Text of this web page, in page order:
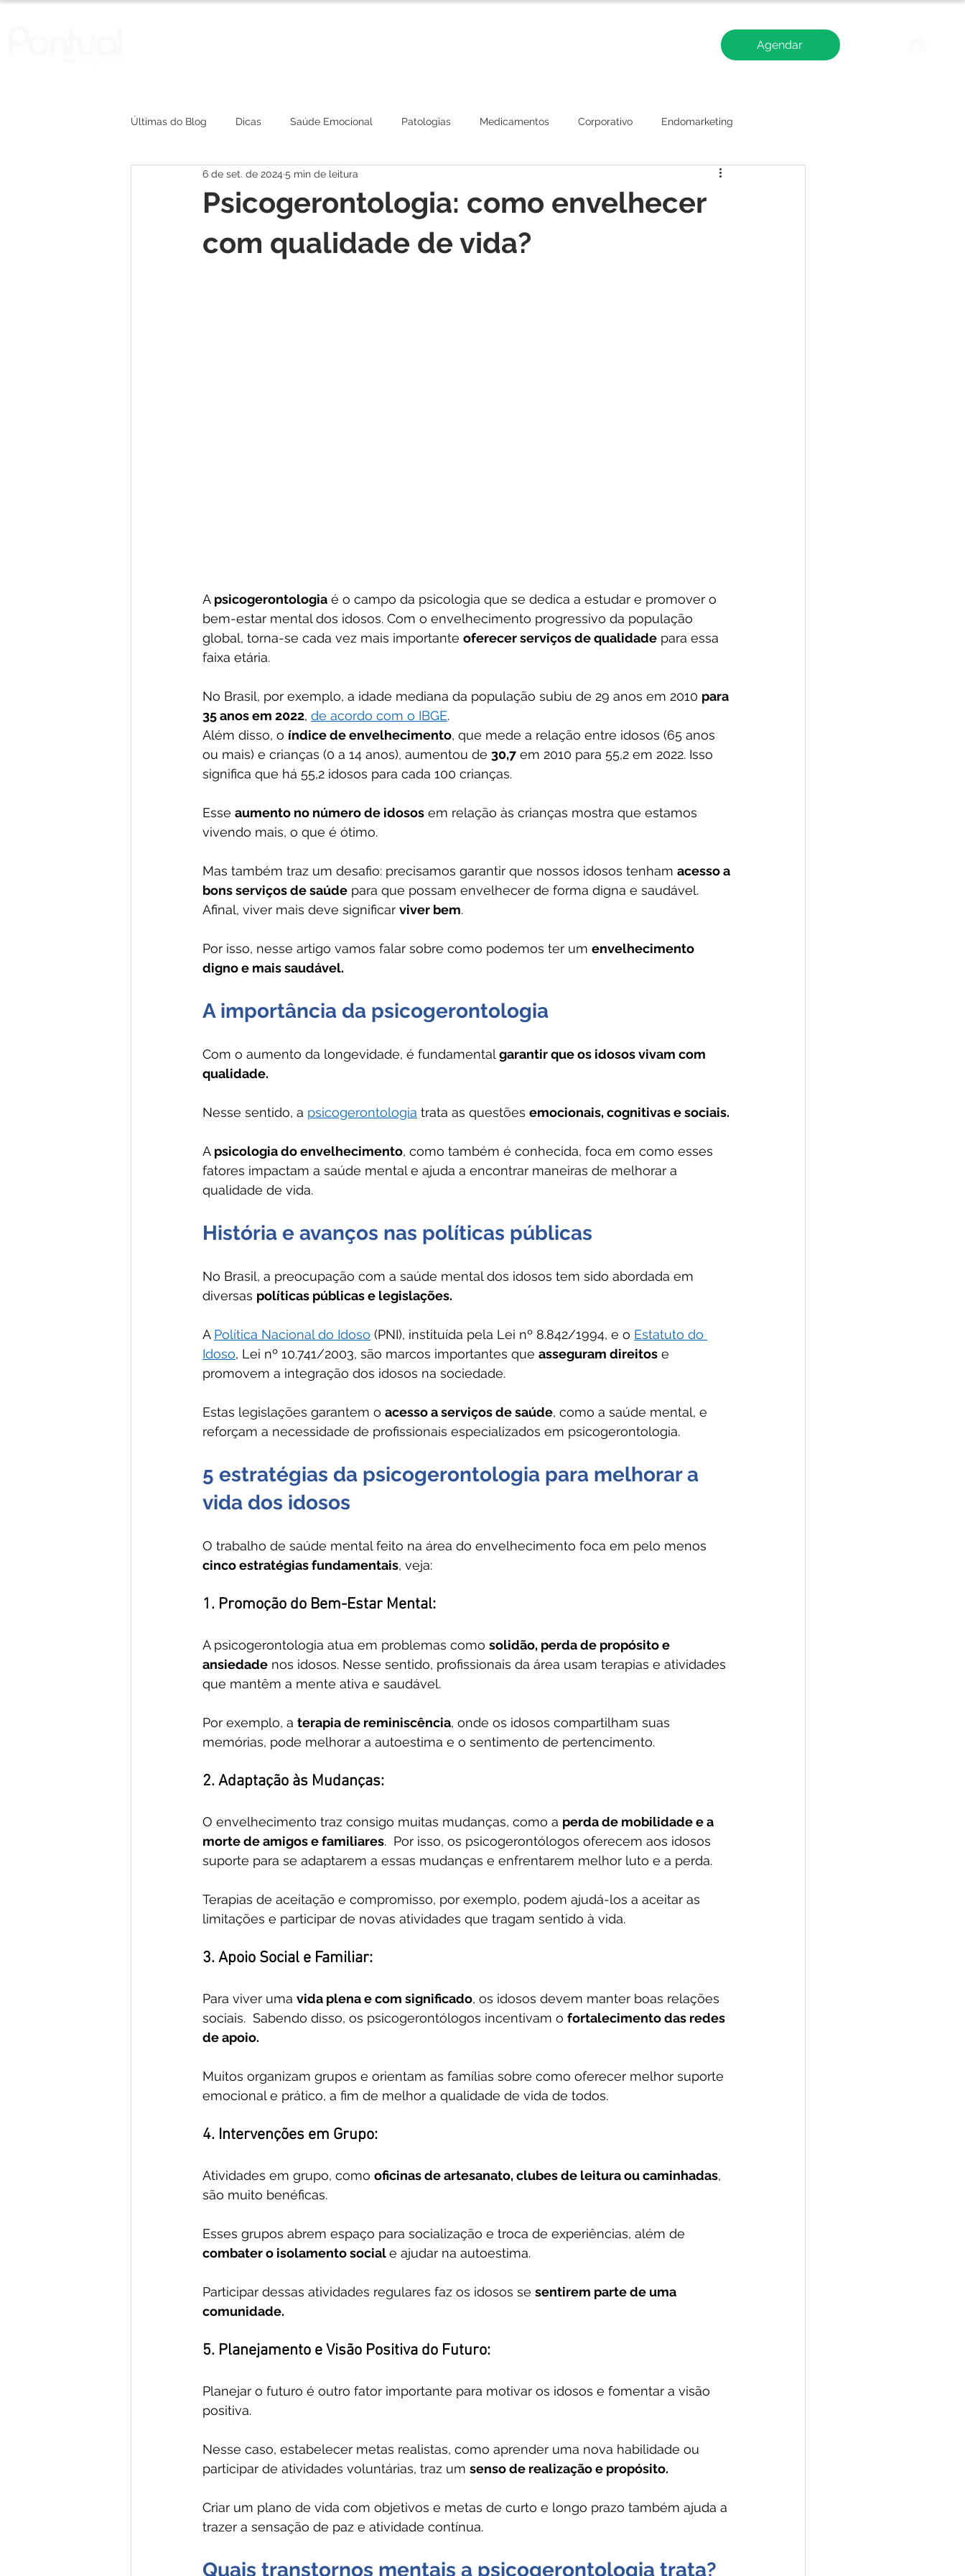
Agendar
Últimas do Blog Dicas Saúde Emocional Patologias Medicamentos Corporativo Endomarketing
depressão
Psicogerontologia: como envelhecer
com qualidade de vida?
6 de set. de 2024 5 min de leitura
A psicogerontologia é o campo da psicologia que se dedica a estudar e promover o
bem-estar mental dos idosos. Com o envelhecimento progressivo da população
global, torna-se cada vez mais importante oferecer serviços de qualidade para essa
faixa etária.
No Brasil, por exemplo, a idade mediana da população subiu de 29 anos em 2010 para
35 anos em 2022, de acordo com o IBGE.
Além disso, o índice de envelhecimento, que mede a relação entre idosos (65 anos
ou mais) e crianças (0 a 14 anos), aumentou de 30,7 em 2010 para 55,2 em 2022. Isso
significa que há 55,2 idosos para cada 100 crianças.
Esse aumento no número de idosos em relação às crianças mostra que estamos
vivendo mais, o que é ótimo.
Mas também traz um desafio: precisamos garantir que nossos idosos tenham acesso a
bons serviços de saúde para que possam envelhecer de forma digna e saudável.
Afinal, viver mais deve significar viver bem.
Por isso, nesse artigo vamos falar sobre como podemos ter um envelhecimento
digno e mais saudável.
A importância da psicogerontologia
Com o aumento da longevidade, é fundamental garantir que os idosos vivam com
qualidade.
Nesse sentido, a psicogerontologia trata as questões emocionais, cognitivas e sociais.
A psicologia do envelhecimento, como também é conhecida, foca em como esses
fatores impactam a saúde mental e ajuda a encontrar maneiras de melhorar a
qualidade de vida.
História e avanços nas políticas públicas
No Brasil, a preocupação com a saúde mental dos idosos tem sido abordada em
diversas políticas públicas e legislações.
A Política Nacional do Idoso (PNI), instituída pela Lei nº 8.842/1994, e o Estatuto do
Idoso, Lei nº 10.741/2003, são marcos importantes que asseguram direitos e
promovem a integração dos idosos na sociedade.
Estas legislações garantem o acesso a serviços de saúde, como a saúde mental, e
reforçam a necessidade de profissionais especializados em psicogerontologia.
5 estratégias da psicogerontologia para melhorar a
vida dos idosos
O trabalho de saúde mental feito na área do envelhecimento foca em pelo menos
cinco estratégias fundamentais, veja:
1. Promoção do Bem-Estar Mental:
A psicogerontologia atua em problemas como solidão, perda de propósito e
ansiedade nos idosos. Nesse sentido, profissionais da área usam terapias e atividades
que mantêm a mente ativa e saudável.
Por exemplo, a terapia de reminiscência, onde os idosos compartilham suas
memórias, pode melhorar a autoestima e o sentimento de pertencimento.
2. Adaptação às Mudanças:
O envelhecimento traz consigo muitas mudanças, como a perda de mobilidade e a
morte de amigos e familiares.  Por isso, os psicogerontólogos oferecem aos idosos
suporte para se adaptarem a essas mudanças e enfrentarem melhor luto e a perda.
Terapias de aceitação e compromisso, por exemplo, podem ajudá-los a aceitar as
limitações e participar de novas atividades que tragam sentido à vida.
3. Apoio Social e Familiar:
Para viver uma vida plena e com significado, os idosos devem manter boas relações
sociais.  Sabendo disso, os psicogerontólogos incentivam o fortalecimento das redes
de apoio.
Muitos organizam grupos e orientam as famílias sobre como oferecer melhor suporte
emocional e prático, a fim de melhor a qualidade de vida de todos.
4. Intervenções em Grupo:
Atividades em grupo, como oficinas de artesanato, clubes de leitura ou caminhadas,
são muito benéficas.
Esses grupos abrem espaço para socialização e troca de experiências, além de
combater o isolamento social e ajudar na autoestima.
Participar dessas atividades regulares faz os idosos se sentirem parte de uma
comunidade.
5. Planejamento e Visão Positiva do Futuro:
Planejar o futuro é outro fator importante para motivar os idosos e fomentar a visão
positiva.
Nesse caso, estabelecer metas realistas, como aprender uma nova habilidade ou
participar de atividades voluntárias, traz um senso de realização e propósito.
Criar um plano de vida com objetivos e metas de curto e longo prazo também ajuda a
trazer a sensação de paz e atividade contínua.
Quais transtornos mentais a psicogerontologia trata?